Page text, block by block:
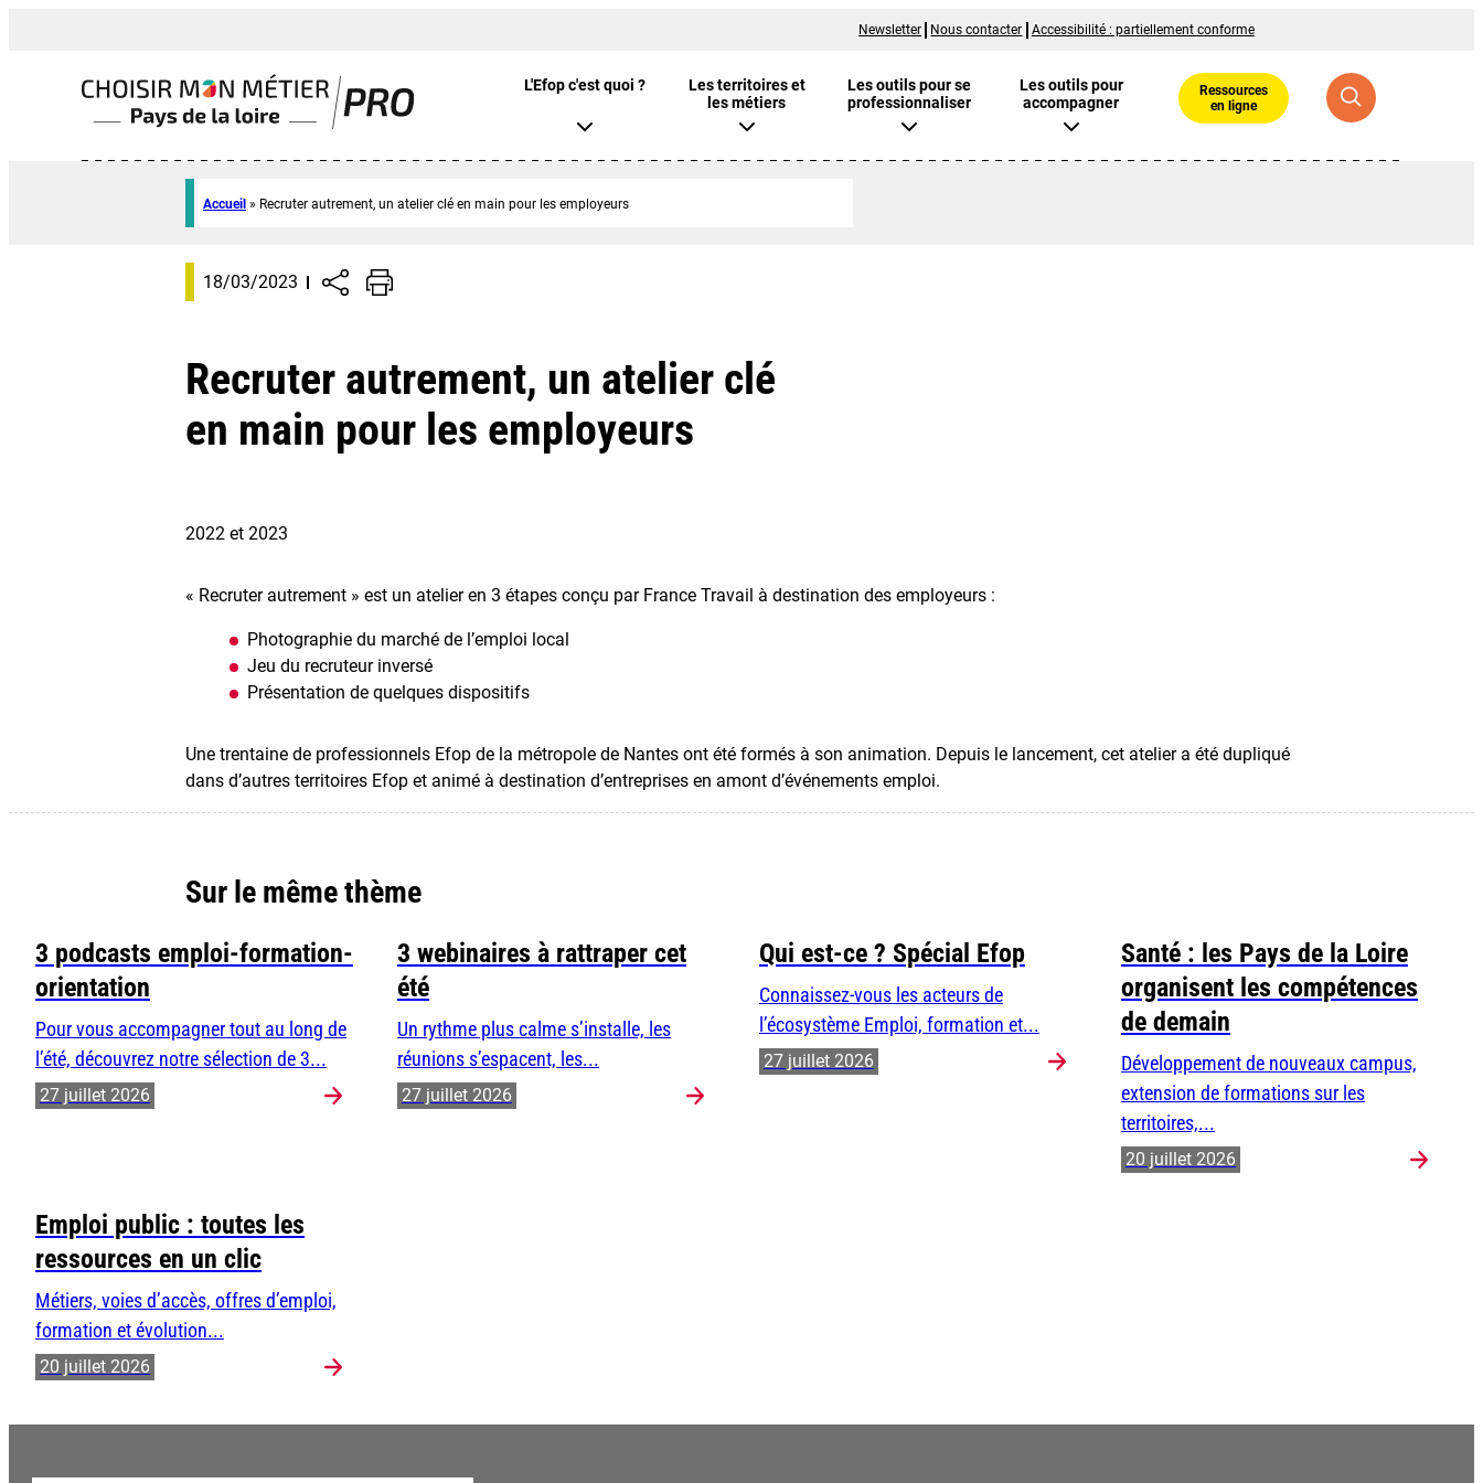
Newsletter Nous contacter Accessibilité : partiellement conforme
L'Efop c'est quoi ?
Les territoires et
les métiers
Les outils pour se
professionnaliser
Les outils pour
accompagner
Ressources
en ligne
Accueil » Recruter autrement, un atelier clé en main pour les employeurs
18/03/2023
Recruter autrement, un atelier clé
en main pour les employeurs
2022 et 2023
« Recruter autrement » est un atelier en 3 étapes conçu par France Travail à destination des employeurs :
Photographie du marché de l’emploi local
Jeu du recruteur inversé
Présentation de quelques dispositifs
Une trentaine de professionnels Efop de la métropole de Nantes ont été formés à son animation. Depuis le lancement, cet atelier a été dupliqué
dans d’autres territoires Efop et animé à destination d’entreprises en amont d’événements emploi.
Sur le même thème
3 podcasts emploi-formation-
orientation
Pour vous accompagner tout au long de
l’été, découvrez notre sélection de 3...
27 juillet 2026
3 webinaires à rattraper cet
été
Un rythme plus calme s’installe, les
réunions s’espacent, les...
27 juillet 2026
Qui est-ce ? Spécial Efop
Connaissez-vous les acteurs de
l’écosystème Emploi, formation et...
27 juillet 2026
Santé : les Pays de la Loire
organisent les compétences
de demain
Développement de nouveaux campus,
extension de formations sur les
territoires,...
20 juillet 2026
Emploi public : toutes les
ressources en un clic
Métiers, voies d’accès, offres d’emploi,
formation et évolution...
20 juillet 2026